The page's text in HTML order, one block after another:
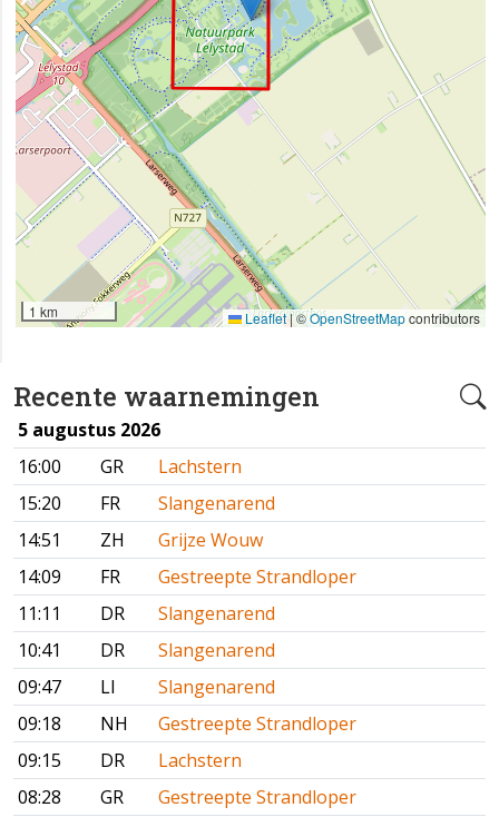
Recente waarnemingen
5 augustus 2026
16:00
GR
Lachstern
15:20
FR
Slangenarend
14:51
ZH
Grijze Wouw
14:09
FR
Gestreepte Strandloper
11:11
DR
Slangenarend
10:41
DR
Slangenarend
09:47
LI
Slangenarend
09:18
NH
Gestreepte Strandloper
09:15
DR
Lachstern
08:28
GR
Gestreepte Strandloper
1 km Leaflet|©OpenStreetMapcontributors